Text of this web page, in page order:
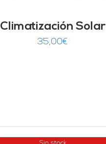
Climatización Solar
35,00€